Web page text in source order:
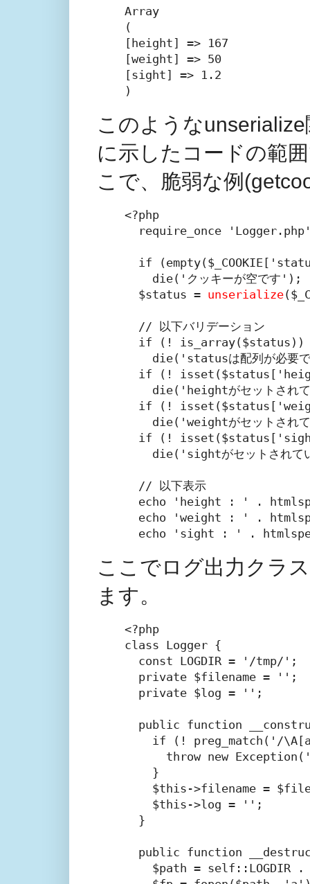
Array
(
[height] => 167
[weight] => 50
[sight] => 1.2
)
このような
に示したコードの範
こで、脆弱な例
<?php
require_once
if
    die('クッキーが空です');
  $status =
unserialize
  // 以下バリデーション
  if (! is_array($status))
die('statusは配列が必要
if (!
die('heightがセットされ
if (!
die('weightがセットされ
if (!
die('sightがセットされて
  // 以下表示
echo 'height : ' .
echo 'weight : ' .
ここでログ出力クラ
ます。
<?php
class Logger {
const LOGDIR = '/tmp/';
private $filename = '';
private $log = '';
public function
if (! preg_match('/
throw new
    }
$this->filename =
$this->log = '';
  }
public function
$path = self::LOGDIR .